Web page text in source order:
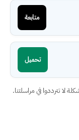
متابعة
تحميل
لا تترددوا في مراسلتنا.